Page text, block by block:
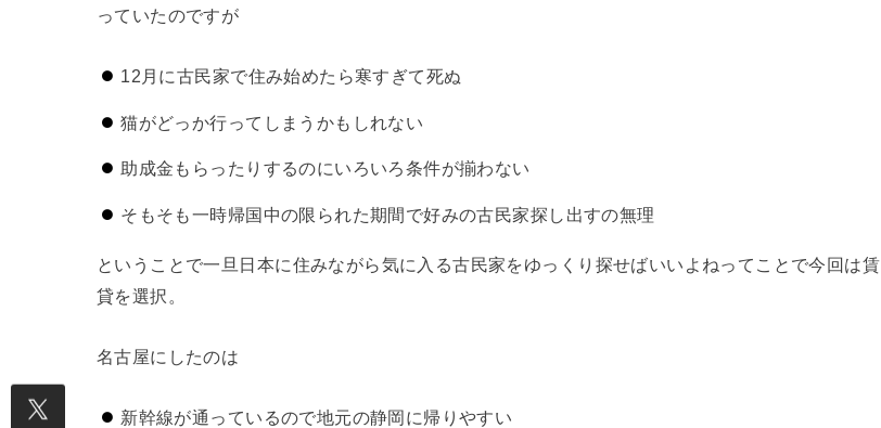
っていたのですが
12月に古民家で住み始めたら寒すぎて死ぬ
猫がどっか行ってしまうかもしれない
助成金もらったりするのにいろいろ条件が揃わない
そもそも一時帰国中の限られた期間で好みの古民家探し出すの無理
ということで一旦日本に住みながら気に入る古民家をゆっくり探せばいいよねってことで今回は賃
貸を選択。
名古屋にしたのは
新幹線が通っているので地元の静岡に帰りやすい